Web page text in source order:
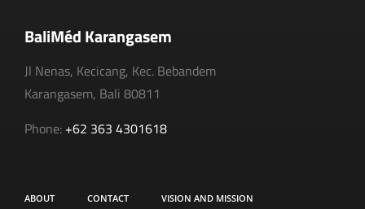
BaliMéd Karangasem
Jl Nenas, Kecicang, Kec. Bebandem
Karangasem, Bali 80811
Phone: +62 363 4301618
ABOUT CONTACT VISION AND MISSION